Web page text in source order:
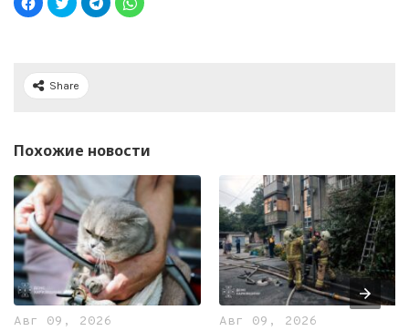
Share
Похожие новости
Авг 09, 2026 Авг 09, 2026